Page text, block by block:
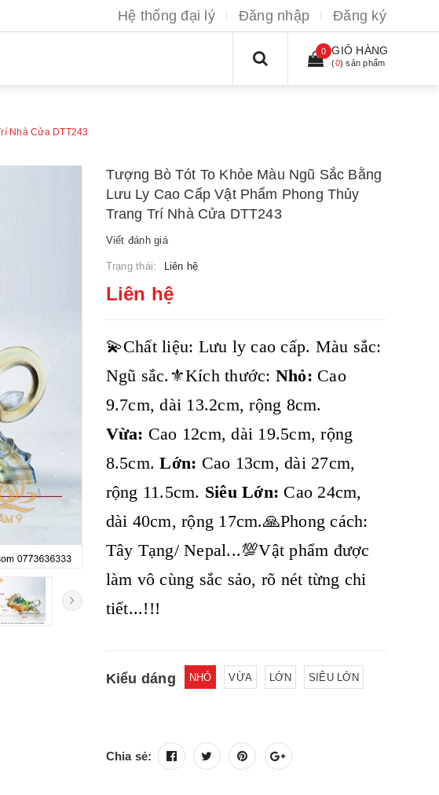
Hệ thống đại lý Đăng nhập Đăng ký
0 GIỎ HÀNG
(0) sản phẩm
Nhà Cửa DTT243
Tượng Bò Tót To Khỏe Màu Ngũ Sắc Bằng
Lưu Ly Cao Cấp Vật Phẩm Phong Thủy
Trang Trí Nhà Cửa DTT243
Viết đánh giá
Trạng thái: Liên hệ
Liên hệ
💫Chất liệu: Lưu ly cao cấp. Màu sắc:
Ngũ sắc.⚜️Kích thước: Nhỏ: Cao
9.7cm, dài 13.2cm, rộng 8cm.
Vừa: Cao 12cm, dài 19.5cm, rộng
8.5cm.Lớn: Cao 13cm, dài 27cm,
rộng 11.5cm. Siêu Lớn: Cao 24cm,
dài 40cm, rộng 17cm.🙏Phong cách:
Tây Tạng/ Nepal...💯Vật phẩm được
làm vô cùng sắc sảo, rõ nét từng chi
tiết...!!!
Kiểu dáng NHỎ VỪA LỚN SIÊU LỚN
Chia sẻ: